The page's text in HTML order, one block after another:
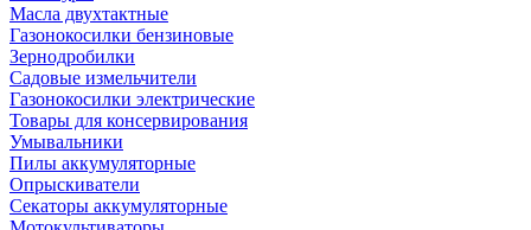
Масла двухтактные
Газонокосилки бензиновые
Зернодробилки
Садовые измельчители
Газонокосилки электрические
Товары для консервирования
Умывальники
Пилы аккумуляторные
Опрыскиватели
Секаторы аккумуляторные